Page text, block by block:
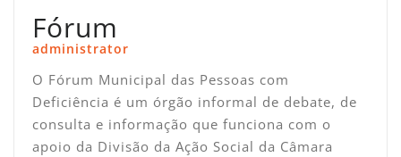
Fórum
administrator
O Fórum Municipal das Pessoas com
Deficiência é um órgão informal de debate, de
consulta e informação que funciona com o
apoio da Divisão da Ação Social da Câmara